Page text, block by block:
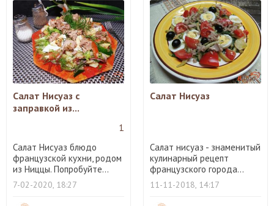
Салат Нисуаз с
заправкой из...
1
Салат Нисуаз блюдо
французской кухни, родом
из Ниццы. Попробуйте...
7-02-2020, 18:27
Салат Нисуаз
Салат нисуаз - знаменитый
кулинарный рецепт
французского города...
11-11-2018, 14:17